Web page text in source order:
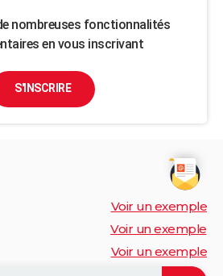
nombreuses fonctionnalités
en vous inscrivant
S'INSCRIRE
Voir un exemple
Voir un exemple
Voir un exemple